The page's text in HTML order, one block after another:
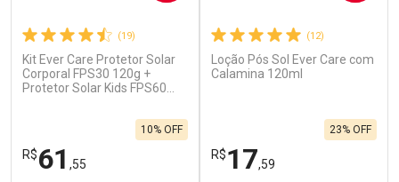
(19)
Kit Ever Care Protetor Solar
Corporal FPS30 120g +
Protetor Solar Kids FPS60
R$61 ,55
10% OFF
(12)
Loção Pós Sol Ever Care com
Calamina 120ml
R$17,59
23% OFF